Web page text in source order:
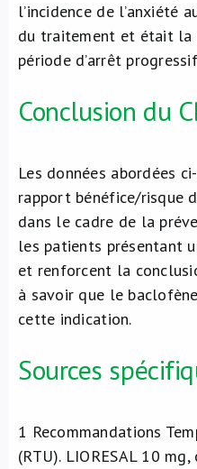
l’incidence de l’anxiété
du traitement et était la
période d’arrêt
Conclusion du
Les données abordées
rapport bénéfice/risque
dans le cadre de la
les patients présentant
et renforcent la
à savoir que le
cette indication.
Sources
1 Recommandations
(RTU). LIORESAL 10